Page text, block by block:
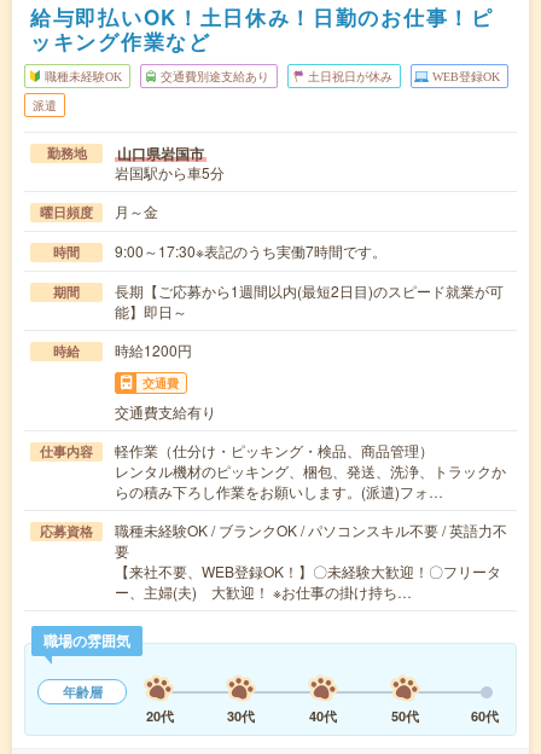
給与即払いOK！土日休み！日勤のお仕事！ピ
ッキング作業など
職種未経験OK 交通費別途支給あり 土日祝日が休み WEB登録OK
派遣
勤務地 山口県岩国市
岩国駅から車5分
曜日頻度 月～金
時間 9:00～17:30※表記のうち実働7時間です。
期間
長期【ご応募から1週間以内(最短2日目)のスピード就業が可
能】即日～
時給 時給1200円
交通費
交通費支給有り
仕事内容
軽作業（仕分け・ピッキング・検品、商品管理）
レンタル機材のピッキング、梱包、発送、洗浄、トラックか
らの積み下ろし作業をお願いします。(派遣)フォ…
応募資格
職種未経験OK / ブランクOK / パソコンスキル不要 / 英語力不
要
【来社不要、WEB登録OK！】〇未経験大歓迎！〇フリータ
ー、主婦(夫) 大歓迎！ ※お仕事の掛け持ち…
職場の雰囲気
年齢層
20代
30代 40代 50代 60代